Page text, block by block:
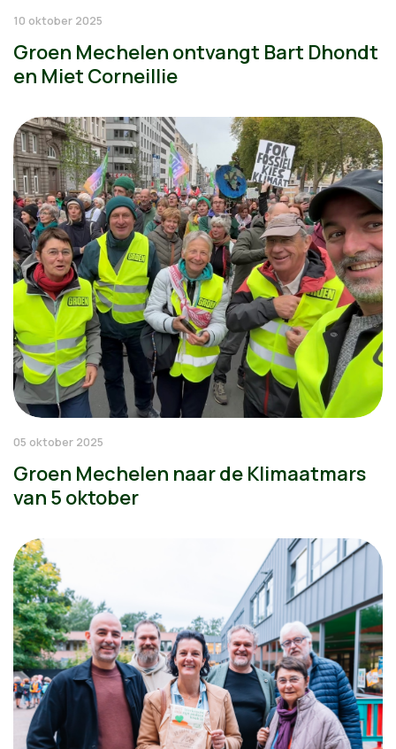
10 oktober 2025
Groen Mechelen ontvangt Bart Dhondt
en Miet Corneillie
05 oktober 2025
Groen Mechelen naar de Klimaatmars
van 5 oktober